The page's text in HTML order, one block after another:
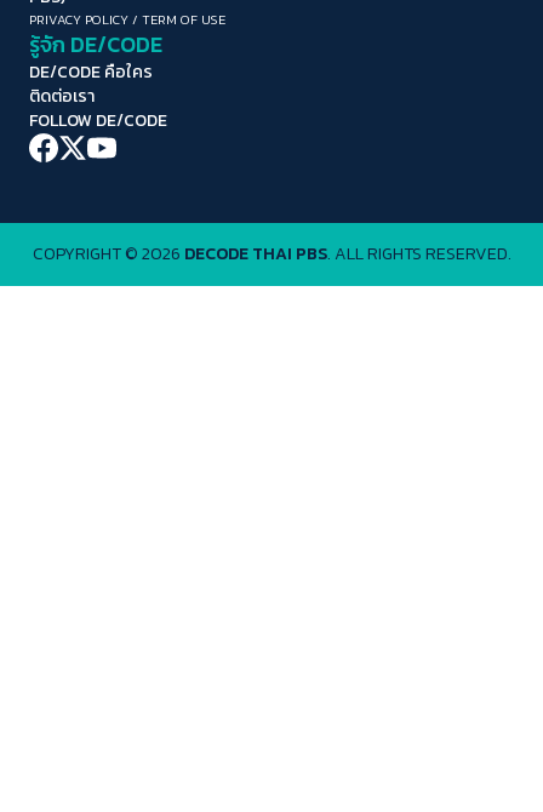
PRIVACY POLICY/ TERM OF USE
รู้จัก DE/CODE
DE/CODE คือใคร
ติดต่อเรา
FOLLOW DE/CODE
COPYRIGHT © 2026 DECODE THAI PBS. ALL RIGHTS RESERVED.